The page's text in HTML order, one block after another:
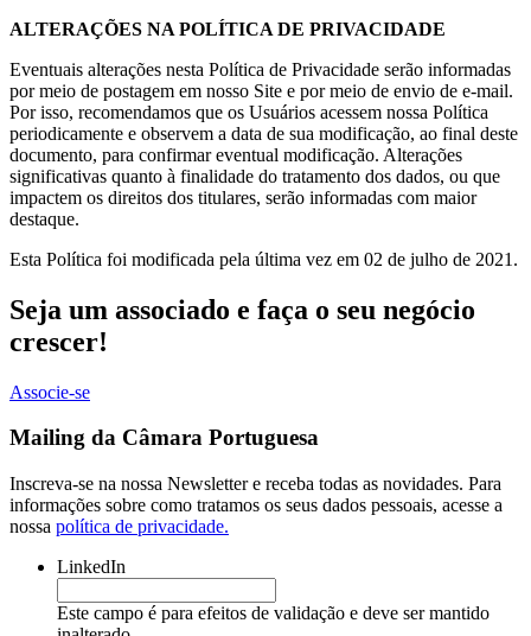
ALTERAÇÕES NA POLÍTICA DE PRIVACIDADE
Eventuais alterações nesta Política de Privacidade serão informadas
por meio de postagem em nosso Site e por meio de envio de e-mail.
Por isso, recomendamos que os Usuários acessem nossa Política
periodicamente e observem a data de sua modificação, ao final deste
documento, para confirmar eventual modificação. Alterações
significativas quanto à finalidade do tratamento dos dados, ou que
impactem os direitos dos titulares, serão informadas com maior
destaque.
Esta Política foi modificada pela última vez em 02 de julho de 2021.
Seja um associado e faça o seu negócio
crescer!
Associe-se
Mailing da Câmara Portuguesa
Inscreva-se na nossa Newsletter e receba todas as novidades. Para
informações sobre como tratamos os seus dados pessoais, acesse a
nossa política de privacidade.
LinkedIn
Este campo é para efeitos de validação e deve ser mantido